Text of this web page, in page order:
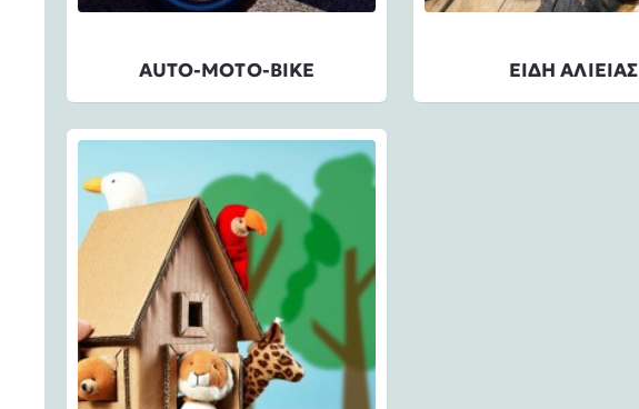
AUTO-MOTO-BIKE ΕΙΔΗ ΑΛΙΕΙΑΣ